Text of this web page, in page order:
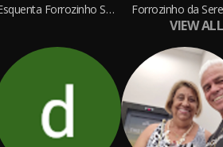
Esquenta Forrozinho São João
Forrozinho da
VIEW ALL